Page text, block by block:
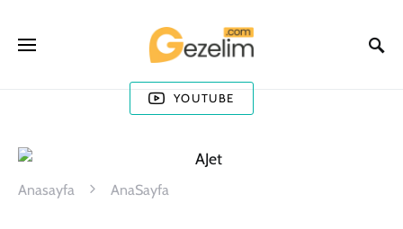
YOUTUBE
Anasayfa AnaSayfa